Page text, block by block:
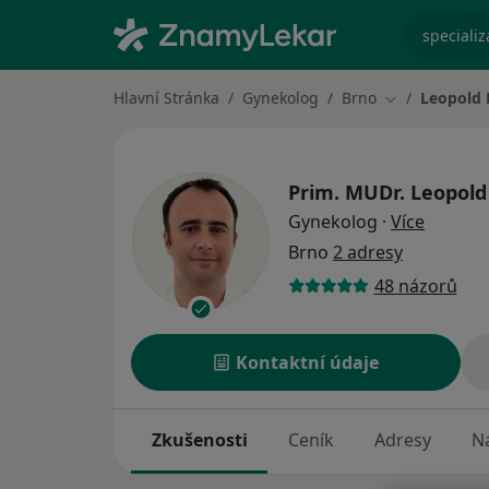
Hlavní Stránka Gynekolog Brno Změna města
Leopold
Prim. MUDr.
Gynekolog · Více
Brno 2 adresy
48 názorů
Kontaktní údaje
Zkušenosti Ceník Adresy